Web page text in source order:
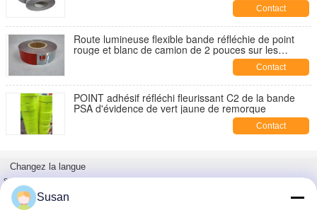
Contact
Route lumineuse flexible bande réfléchie de point
rouge et blanc de camion de 2 pouces sur les
Contact
POINT adhésif réfléchi fleurissant C2 de la bande
PSA d'évidence de vert jaune de remorque
Contact
Changez la langue
s
FrenchSusan